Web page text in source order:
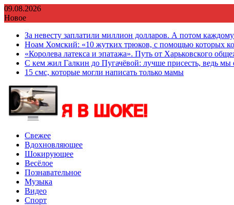
Перейти
к
09.08.2026
Новое
За невесту заплатили миллион долларов. А потом
Ноам Хомский: «10 жутких трюков, с помощью которых
«Королева латекса и эпатажа». Путь от Харьковского
С кем жил Галкин до Пугачёвой: лучше присесть, ведь мы
15 смс, которые могли написать только мамы
Свежее
Вдохновляющее
Шокирующее
Весёлое
Познавательное
Музыка
Видео
Спорт